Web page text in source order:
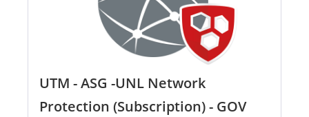
UTM - ASG -UNL Network
Protection (Subscription) - GOV